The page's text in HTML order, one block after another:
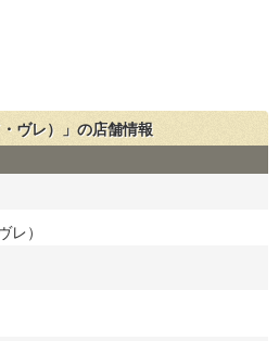
ヴレ）」の店舗情報
レ）